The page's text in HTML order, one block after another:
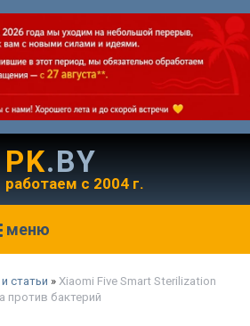
PK.BY
работаем с 2004 г.
меню
статьи » Xiaomi Five Smart Sterilization
против бактерий